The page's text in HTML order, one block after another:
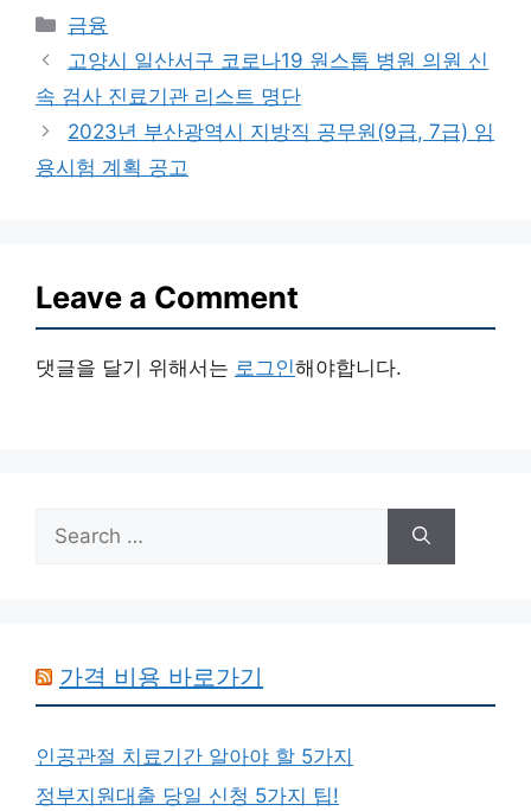
Categories
금융
고양시 일산서구 코로나19 원스톱 병원 의원 신
속 검사 진료기관 리스트 명단
2023년 부산광역시 지방직 공무원(9급, 7급) 임
용시험 계획 공고
Leave a Comment
댓글을 달기 위해서는 로그인해야합니다.
for:
가격 비용 바로가기
인공관절 치료기간 알아야 할 5가지
정부지원대출 당일 신청 5가지 팁!